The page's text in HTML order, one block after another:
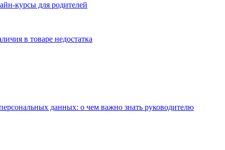
курсы для родителей
в товаре недостатка
данных: о чем важно знать руководителю